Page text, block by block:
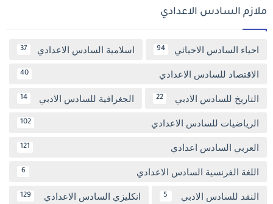
ملازم السادس الاعدادي
احياء السادس الاحيائي 94 اسلامية السادس الاعدادي 37
الاقتصاد للسادس الاعدادي 40
التاريخ للسادس الادبي 22 الجغرافية للسادس الادبي 14
الرياضيات للسادس الاعدادي 102
العربي السادس اعدادي 121
اللغة الفرنسية السادس الاعدادي 6
النقد للسادس الادبي 5 انكليزي السادس الاعدادي 129